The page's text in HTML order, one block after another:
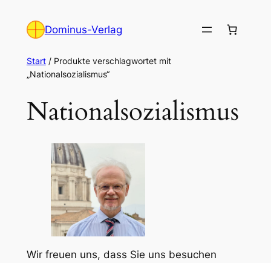
Inhalt
Dominus-Verlag
Start/ Produkte verschlagwortet mit
„Nationalsozialismus“
Nationalsozialismus
Wir freuen uns, dass Sie uns besuchen